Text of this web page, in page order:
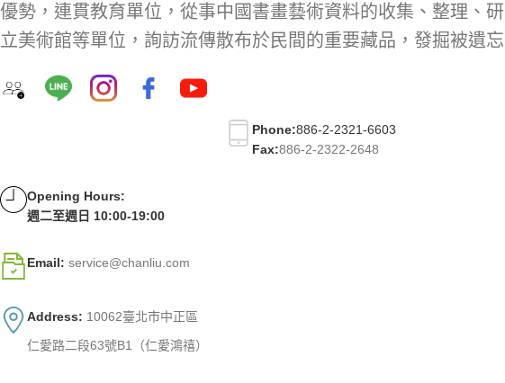
優勢，連貫教育單位，從事中國書畫藝術資料的收集、整理、
立美術館等單位，詢訪流傳散布於民間的重要藏品，發掘被遺
Phone:886-2-2321-6603
Fax:886-2-2322-2648
Opening Hours:
週二至週日 10:00-19:00
Email: service@chanliu.com
Address: 10062臺北市中正區
仁愛路二段63號B1（仁愛鴻禧）